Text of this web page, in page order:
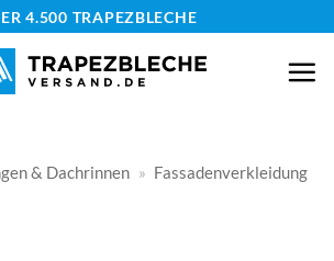
4.500 TRAPEZBLECHE
& Dachrinnen » Fassadenverkleidung